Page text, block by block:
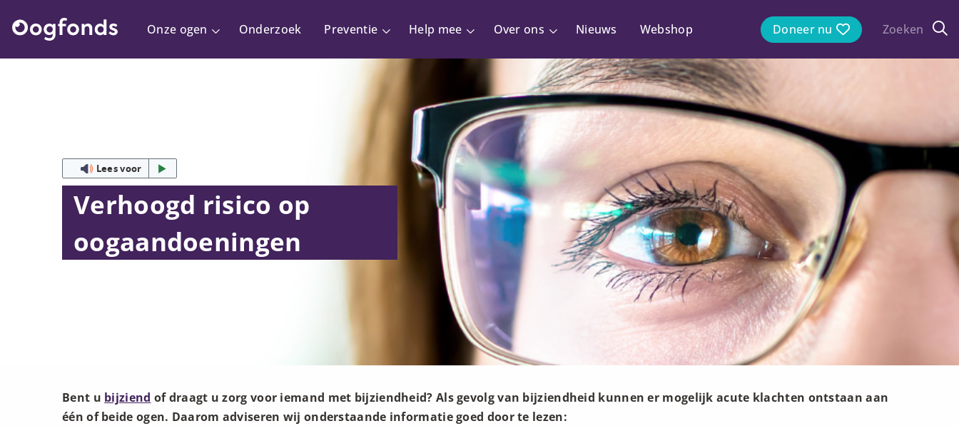
Onze ogen Onderzoek Preventie Help mee Over ons Nieuws Webshop Doneer nu Zoeken
Lees voor
Verhoogd risico op
oogaandoeningen
Bent u bijziend of draagt u zorg voor iemand met bijziendheid? Als gevolg van bijziendheid kunnen er mogelijk acute klachten ontstaan aan
één of beide ogen. Daarom adviseren wij onderstaande informatie goed door te lezen: